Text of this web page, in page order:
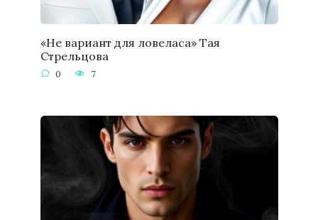
«Не вариант для ловеласа» Тая
Стрельцова
0 7